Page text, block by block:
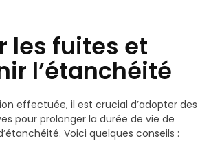
les fuites et
l’étanchéité
effectuée, il est crucial d’adopter des
pour prolonger la durée de vie de
Voici quelques conseils :